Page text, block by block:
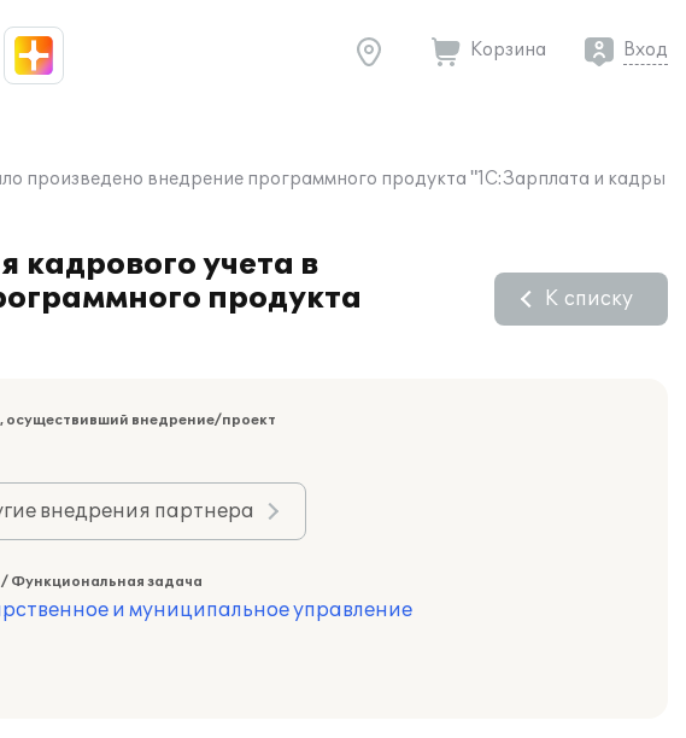
Корзина Вход
произведено внедрение программного продукта "1С:Зарплата и кадры
кадрового учета в
продукта
К списку
осуществивший внедрение/проект
внедрения партнера
/ Функциональная задача
и муниципальное управление